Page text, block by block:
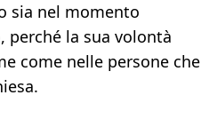
sia nel momento
perché la sua volontà
come nelle persone che